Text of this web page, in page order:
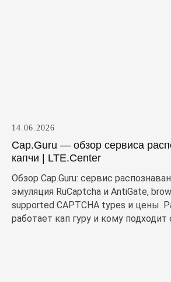
14.06.2026
Cap.Guru — обзор сервиса
капчи | LTE.Center
Обзор Cap.Guru: сервис
эмуляция RuCaptcha и AntiGate,
supported CAPTCHA types и цены.
работает кап гуру и кому подходит